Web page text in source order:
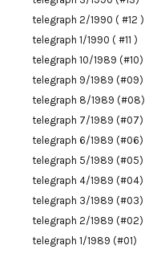
telegraph 2/1990 ( #12 )
telegraph 1/1990 ( #11 )
telegraph 10/1989 (#10)
telegraph 9/1989 (#09)
telegraph 8/1989 (#08)
telegraph 7/1989 (#07)
telegraph 6/1989 (#06)
telegraph 5/1989 (#05)
telegraph 4/1989 (#04)
telegraph 3/1989 (#03)
telegraph 2/1989 (#02)
telegraph 1/1989 (#01)